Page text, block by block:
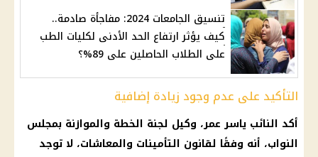
تنسيق الجامعات 2024: مفاجأة صادمة..
كيف يؤثر ارتفاع الحد الأدنى لكليات الطب
على الطلاب الحاصلين على 89%؟
التأكيد على عدم وجود زيادة إضافية
أكد النائب ياسر عمر، وكيل لجنة الخطة والموازنة بمجلس
النواب، أنه وفقًا لقانون التأمينات والمعاشات، لا توجد